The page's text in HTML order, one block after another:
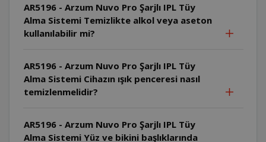
AR5196 - Arzum Nuvo Pro Şarjlı IPL Tüy
Alma Sistemi Temizlikte alkol veya aseton
kullanılabilir mi?
AR5196 - Arzum Nuvo Pro Şarjlı IPL Tüy
Alma Sistemi Cihazın ışık penceresi nasıl
temizlenmelidir?
AR5196 - Arzum Nuvo Pro Şarjlı IPL Tüy
Alma Sistemi Yüz ve bikini başlıklarında